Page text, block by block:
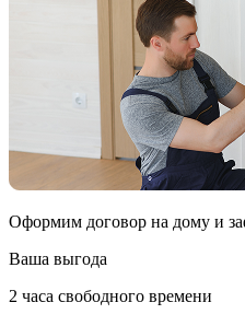
Оформим договор на дому и
Ваша выгода
2 часа свободного времени